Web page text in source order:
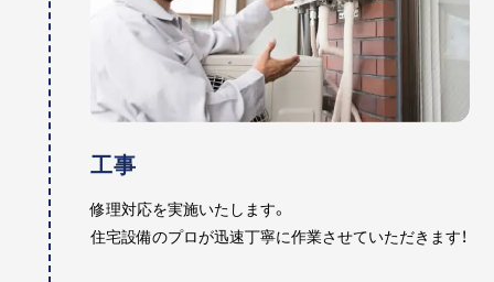
工事
修理対応を実施いたします。
住宅設備のプロが迅速丁寧に作業させていただきます！